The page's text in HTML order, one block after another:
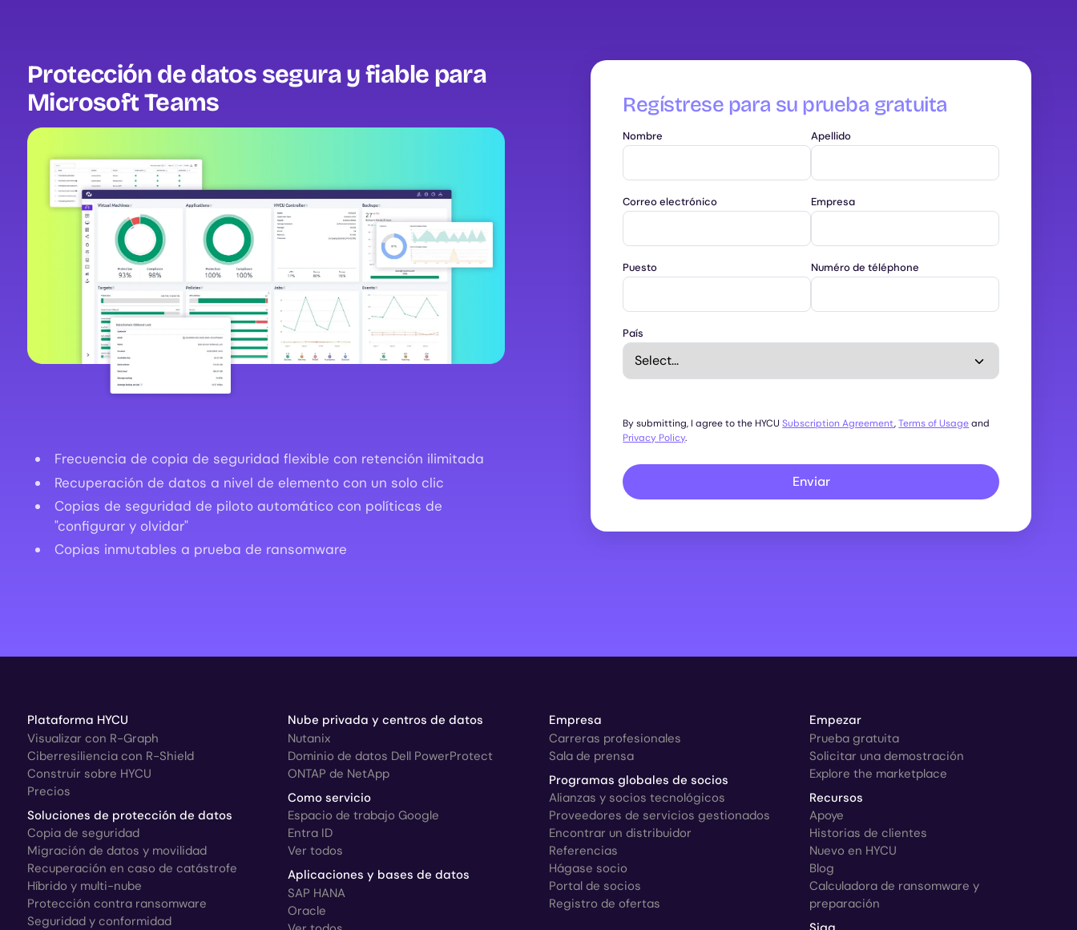
Protección de datos segura y fiable para
Microsoft Teams
Image
Frecuencia de copia de seguridad flexible con retención ilimitada
Recuperación de datos a nivel de elemento con un solo clic
Copias de seguridad de piloto automático con políticas de
"configurar y olvidar"
Copias inmutables a prueba de ransomware
Regístrese para su prueba gratuita
Nombre Apellido
Correo electrónico Empresa
Puesto Numéro de téléphone
País
By submitting, I agree to the HYCUSubscription Agreement,Terms of Usageand
Privacy Policy.
Enviar
Plataforma HYCU
Visualizar con R-Graph
Ciberresiliencia con R-Shield
Construir sobre HYCU
Precios
Soluciones de protección de datos
Copia de seguridad
Migración de datos y movilidad
Recuperación en caso de catástrofe
Híbrido y multi-nube
Protección contra ransomware
Seguridad y conformidad
Nube privada y centros de datos
Nutanix
Dominio de datos Dell PowerProtect
ONTAP de NetApp
Como servicio
Espacio de trabajo Google
Entra ID
Ver todos
Aplicaciones y bases de datos
SAP HANA
Oracle
Empresa
Carreras profesionales
Sala de prensa
Programas globales de socios
Alianzas y socios tecnológicos
Proveedores de servicios gestionados
Encontrar un distribuidor
Referencias
Hágase socio
Portal de socios
Registro de ofertas
Empezar
Prueba gratuita
Solicitar una demostración
Explore the marketplace
Recursos
Apoye
Historias de clientes
Nuevo en HYCU
Blog
Calculadora de ransomware y
preparación